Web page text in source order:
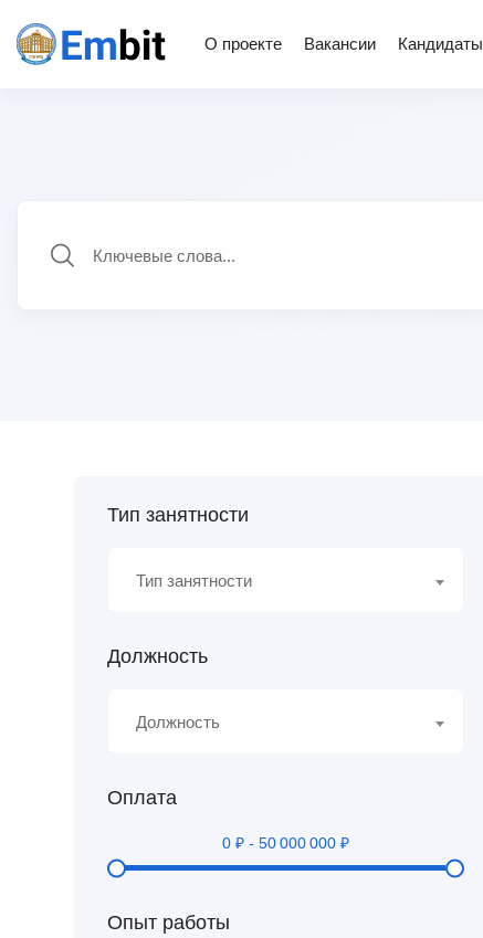
О проекте Вакансии Кандидаты
Тип занятности
Тип занятности
Должность
Должность
Оплата
0 ₽ - 50 000 000 ₽
Опыт работы